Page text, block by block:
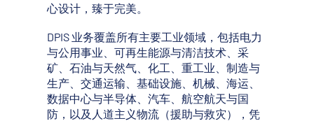
心设计，臻于完美。
DPIS 业务覆盖所有主要工业领域，包括电力
与公用事业、可再生能源与清洁技术、采
矿、石油与天然气、化工、重工业、制造与
生产、交通运输、基础设施、机械、海运、
数据中心与半导体、汽车、航空航天与国
防，以及人道主义物流（援助与救灾），凭